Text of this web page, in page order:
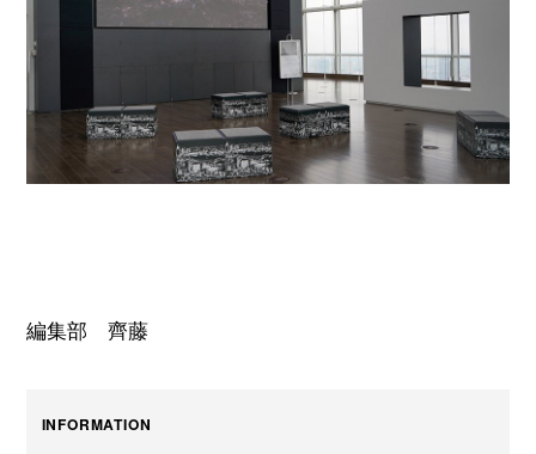
編集部 齊藤
INFORMATION